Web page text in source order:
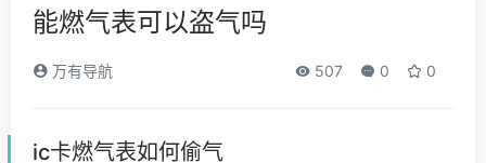
能燃气表可以盗气吗
万有导航 507 0 0
ic卡燃气表如何偷气